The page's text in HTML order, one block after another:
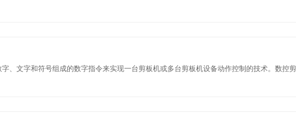
、文字和符号组成的数字指令来实现一台剪板机或多台剪板机设备动作控制的技术。数控剪